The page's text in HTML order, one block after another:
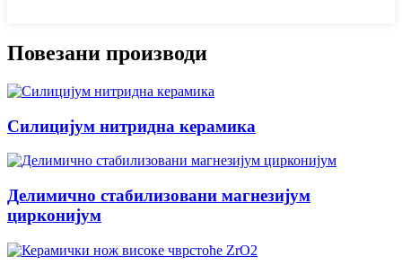
Повезани производи
Силицијум нитридна керамика
Делимично стабилизовани магнезијум
цирконијум